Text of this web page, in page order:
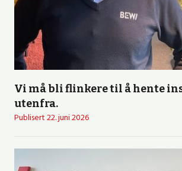
Vi må bli flinkere til å hente
utenfra.
Publisert22. juni 2026